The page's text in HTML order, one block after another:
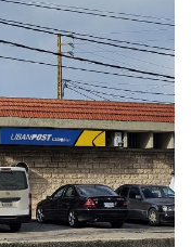
اقرأ تضحك
كاميرا
سجالات
صحّة وصحن